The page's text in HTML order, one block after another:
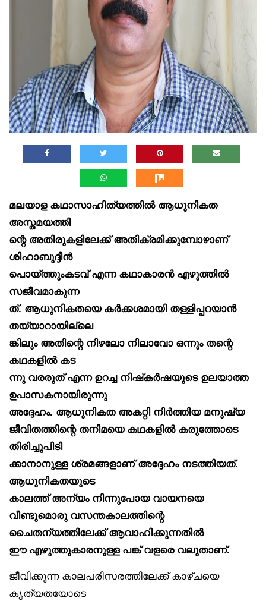
മലയാള കഥാസാഹിത്യത്തിൽ ആധുനികത
അസ്തമയത്തി
ന്റെ അതിരുകളിലേക്ക് അതിക്രമിക്കുമ്പോഴാണ്
ശിഹാബുദ്ദീൻ
പൊയ്ത്തുംകടവ് എന്ന കഥാകാരൻ എഴുത്തിൽ
സജീവമാകുന്ന
ത്. ആധുനികതയെ കർക്കശമായി തള്ളിപ്പറയാൻ
തയ്യാറായില്ലെ
ങ്കിലും അതിന്റെ നിഴലോ നിലാവോ ഒന്നും തന്റെ
കഥകളിൽ കട
ന്നു വരരുത് എന്ന ഉറച്ച നിഷ്‌കർഷയുടെ ഉലയാത്ത
ഉപാസകനായിരുന്നു
അദ്ദേഹം. ആധുനികത അകറ്റി നിർത്തിയ മനുഷ്യ
ജീവിതത്തിന്റെ തനിമയെ കഥകളിൽ കരുത്തോടെ
തിരിച്ചുപിടി
ക്കാനാനുള്ള ശ്രമങ്ങളാണ് അദ്ദേഹം നടത്തിയത്.
ആധുനികതയുടെ
കാലത്ത് അന്യം നിന്നുപോയ വായനയെ
വീണ്ടുമൊരു വസന്തകാലത്തിന്റെ
ചൈതന്യത്തിലേക്ക് ആവാഹിക്കുന്നതിൽ
ഈ എഴുത്തുകാരനുള്ള പങ്ക് വളരെ വലുതാണ്.
ജീവിക്കുന്ന കാലപരിസരത്തിലേക്ക് കാഴ്ചയെ
കൃത്യതയോടെ